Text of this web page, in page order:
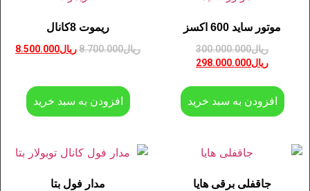
موتور ساید 600 اکسز
ریال300.000.000
ریال298.000.000
افزودن به سبد خرید
ریموت 8کانال
ریال8.700.000ریال8.500.000
افزودن به سبد خرید
جاقفلی برقی هایا مدار فول بتا